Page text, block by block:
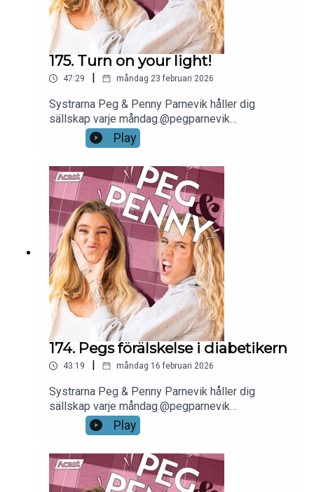
175. Turn on your light!
47:29 | måndag 23 februari 2026
Systrarna Peg & Penny Parnevik håller dig
sällskap varje måndag.@pegparnevik
@pennyyparnevik @pegochpennypoddenKlipps
och redigeras av Runsten Media
Play
174. Pegs förälskelse i diabetikern
43:19 måndag 16 februari 2026
Systrarna Peg & Penny Parnevik håller dig
sällskap varje måndag.@pegparnevik
@pennyyparnevik @pegochpennypoddenKlipps
och redigeras av Runsten Media
Play